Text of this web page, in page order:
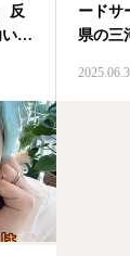
反
命
動
…
ど、
て急
ードサ
県の三
という